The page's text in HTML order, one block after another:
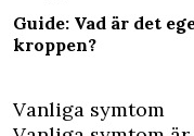
Guide: Vad är det
kroppen?
Vanliga symtom